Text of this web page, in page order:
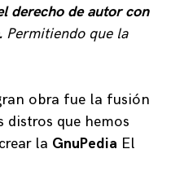
derecho de autor con
Permitiendo que la
obra fue la fusión
distros que hemos
la GnuPedia El